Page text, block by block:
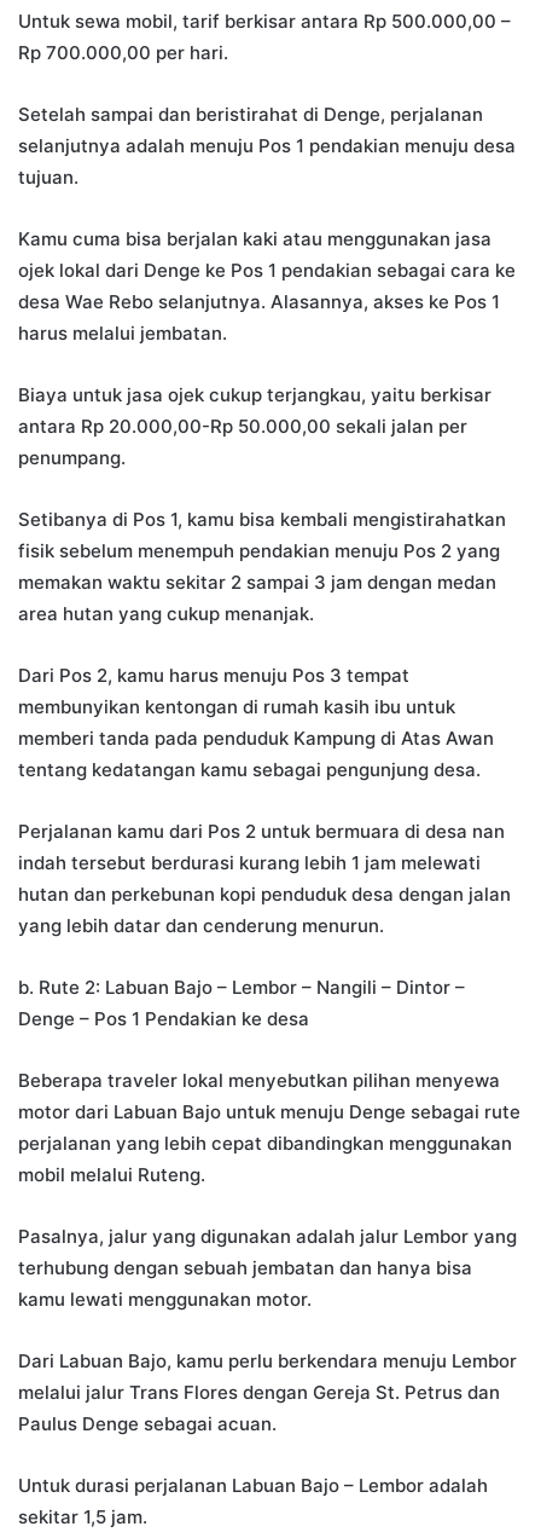
Untuk sewa mobil, tarif berkisar antara Rp 500.000,00 –
Rp 700.000,00 per hari.
Setelah sampai dan beristirahat di Denge, perjalanan
selanjutnya adalah menuju Pos 1 pendakian menuju desa
tujuan.
Kamu cuma bisa berjalan kaki atau menggunakan jasa
ojek lokal dari Denge ke Pos 1 pendakian sebagai cara ke
desa Wae Rebo selanjutnya. Alasannya, akses ke Pos 1
harus melalui jembatan.
Biaya untuk jasa ojek cukup terjangkau, yaitu berkisar
antara Rp 20.000,00-Rp 50.000,00 sekali jalan per
penumpang.
Setibanya di Pos 1, kamu bisa kembali mengistirahatkan
fisik sebelum menempuh pendakian menuju Pos 2 yang
memakan waktu sekitar 2 sampai 3 jam dengan medan
area hutan yang cukup menanjak.
Dari Pos 2, kamu harus menuju Pos 3 tempat
membunyikan kentongan di rumah kasih ibu untuk
memberi tanda pada penduduk Kampung di Atas Awan
tentang kedatangan kamu sebagai pengunjung desa.
Perjalanan kamu dari Pos 2 untuk bermuara di desa nan
indah tersebut berdurasi kurang lebih 1 jam melewati
hutan dan perkebunan kopi penduduk desa dengan jalan
yang lebih datar dan cenderung menurun.
b. Rute 2: Labuan Bajo – Lembor – Nangili – Dintor –
Denge – Pos 1 Pendakian ke desa
Beberapa traveler lokal menyebutkan pilihan menyewa
motor dari Labuan Bajo untuk menuju Denge sebagai rute
perjalanan yang lebih cepat dibandingkan menggunakan
mobil melalui Ruteng.
Pasalnya, jalur yang digunakan adalah jalur Lembor yang
terhubung dengan sebuah jembatan dan hanya bisa
kamu lewati menggunakan motor.
Dari Labuan Bajo, kamu perlu berkendara menuju Lembor
melalui jalur Trans Flores dengan Gereja St. Petrus dan
Paulus Denge sebagai acuan.
Untuk durasi perjalanan Labuan Bajo – Lembor adalah
sekitar 1,5 jam.